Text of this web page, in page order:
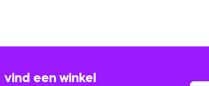
vind een winkel